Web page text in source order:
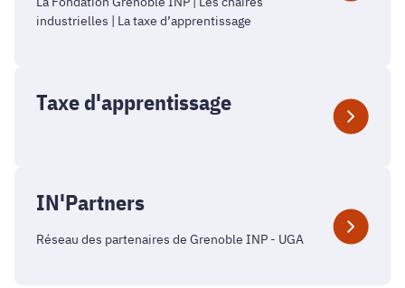
industrielles | La taxe d’apprentissage
Taxe d'apprentissage
IN'Partners
Réseau des partenaires de Grenoble INP - UGA